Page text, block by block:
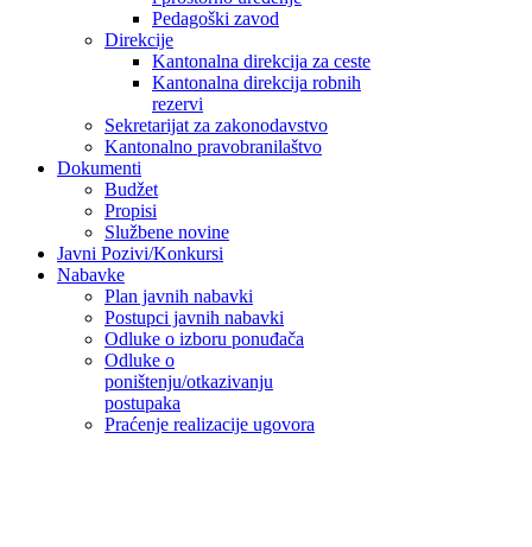
Pedagoški zavod
Direkcije
Kantonalna direkcija za ceste
Kantonalna direkcija robnih
rezervi
Sekretarijat za zakonodavstvo
Kantonalno pravobranilaštvo
Dokumenti
Budžet
Propisi
Službene novine
Javni Pozivi/Konkursi
Nabavke
Plan javnih nabavki
Postupci javnih nabavki
Odluke o izboru ponuđača
Odluke o
poništenju/otkazivanju
postupaka
Praćenje realizacije ugovora